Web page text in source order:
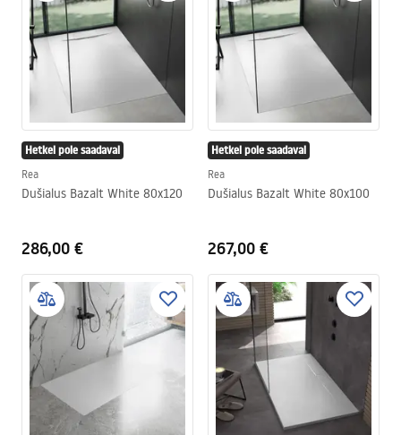
Hetkel pole saadaval
Rea
Dušialus Bazalt White 80x120
286,00 €
Hetkel pole saadaval
Rea
Dušialus Bazalt White 80x100
267,00 €